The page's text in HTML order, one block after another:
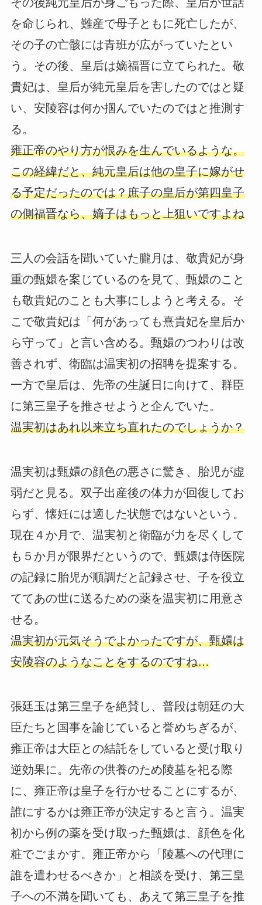
その後純元皇后が身ごもった際、皇后が世話
を命じられ、難産で母子ともに死亡したが、
その子の亡骸には青班が広がっていたとい
う。その後、皇后は嫡福晋に立てられた。敬
貴妃は、皇后が純元皇后を害したのではと疑
い、安陵容は何か掴んでいたのではと推測す
る。
雍正帝のやり方が恨みを生んでいるような。
この経緯だと、純元皇后は他の皇子に嫁がせ
る予定だったのでは？庶子の皇后が第四皇子
の側福晋なら、嫡子はもっと上狙いですよね
三人の会話を聞いていた朧月は、敬貴妃が身
重の甄嬛を案じているのを見て、甄嬛のこと
も敬貴妃のことも大事にしようと考える。そ
こで敬貴妃は「何があっても熹貴妃を皇后か
ら守って」と言い含める。甄嬛のつわりは改
善されず、衛臨は温実初の招聘を提案する。
一方で皇后は、先帝の生誕日に向けて、群臣
に第三皇子を推させようと企んでいた。
温実初はあれ以来立ち直れたのでしょうか？
温実初は甄嬛の顔色の悪さに驚き、胎児が虚
弱だと見る。双子出産後の体力が回復してお
らず、懐妊には適した状態ではないという。
現在４か月で、温実初と衛臨が力を尽くして
も５か月が限界だというので、甄嬛は侍医院
の記録に胎児が順調だと記録させ、子を役立
ててあの世に送るための薬を温実初に用意さ
せる。
温実初が元気そうでよかったですが、甄嬛は
安陵容のようなことをするのですね…
張廷玉は第三皇子を絶賛し、普段は朝廷の大
臣たちと国事を論じていると誉めちぎるが、
雍正帝は大臣との結託をしていると受け取り
逆効果に。先帝の供養のため陵墓を祀る際
に、雍正帝は皇子を行かせることにするが、
誰にするかは雍正帝が決定すると言う。温実
初から例の薬を受け取った甄嬛は、顔色を化
粧でごまかす。雍正帝から「陵墓への代理に
誰を遣わせるべきか」と相談を受け、第三皇
子への不満を聞いても、あえて第三皇子を推